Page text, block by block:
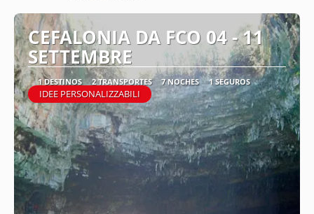
CEFALONIA DA FCO 04 - 11
SETTEMBRE
1 DESTINOS 2 TRANSPORTES 7 NOCHES 1 SEGUROS
IDEE PERSONALIZZABILI